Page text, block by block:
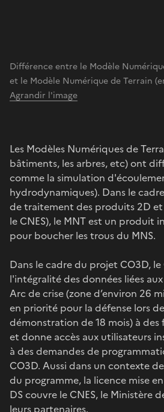
Différence entre le Modèle
et le Modèle Numérique de Terrain
Agrandir l'image
Les Modèles Numériques de
bâtiments, les arbres, etc) ont
comme la simulation
hydrodynamiques). Dans le
de traitement des produits 2D
le CNES), le MNT est un produit
pour boucher les trous du MNS.
Dans le cadre du projet CO3D, le
l'intégralité des données liées
Arc de crise (zone d’environ 26
en priorité pour la défense lors
démonstration de 18 mois) à
et donne accès aux utilisateurs
à des demandes de
CO3D. Aussi dans un contexte
du programme, la licence mise
DS couvre le CNES, le Ministère
leurs partenaires.